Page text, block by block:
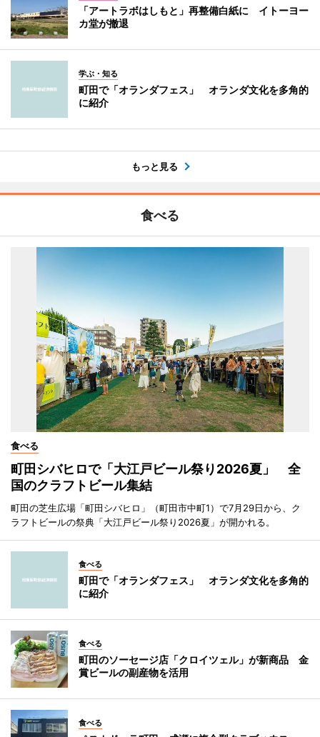
「アートラボはしもと」再整備白紙に イトーヨー
カ堂が撤退
学ぶ・知る
町田で「オランダフェス」 オランダ文化を多角的
に紹介
もっと見る
食べる
食べる
町田シバヒロで「大江戸ビール祭り2026夏」 全
国のクラフトビール集結
町田の芝生広場「町田シバヒロ」（町田市中町1）で7月29日から、ク
ラフトビールの祭典「大江戸ビール祭り2026夏」が開かれる。
食べる
町田で「オランダフェス」 オランダ文化を多角的
に紹介
食べる
町田のソーセージ店「クロイツェル」が新商品 金
賞ビールの副産物を活用
食べる